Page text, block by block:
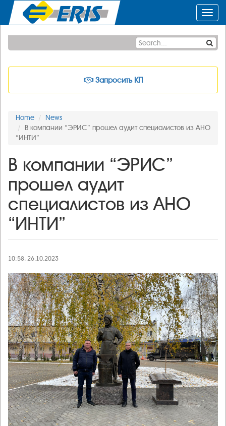
Запросить КП
Home
News
В компании “ЭРИС” прошел аудит специалистов из АНО
“ИНТИ”
В компании “ЭРИС”
прошел аудит
специалистов из АНО
“ИНТИ”
10:58, 26.10.2023